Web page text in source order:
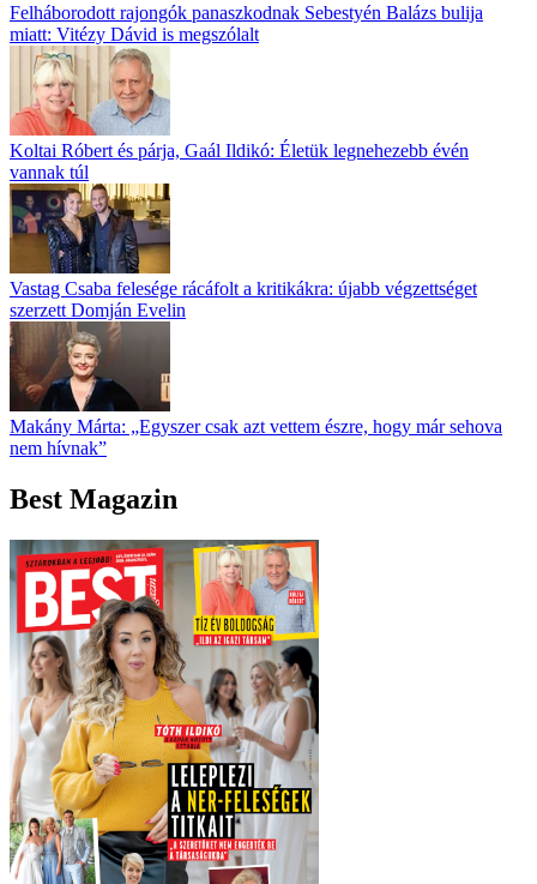
Felháborodott rajongók panaszkodnak Sebestyén Balázs bulija
miatt: Vitézy Dávid is megszólalt
Koltai Róbert és párja, Gaál Ildikó: Életük legnehezebb évén
vannak túl
Vastag Csaba felesége rácáfolt a kritikákra: újabb végzettséget
szerzett Domján Evelin
Makány Márta: „Egyszer csak azt vettem észre, hogy már sehova
nem hívnak”
Best Magazin